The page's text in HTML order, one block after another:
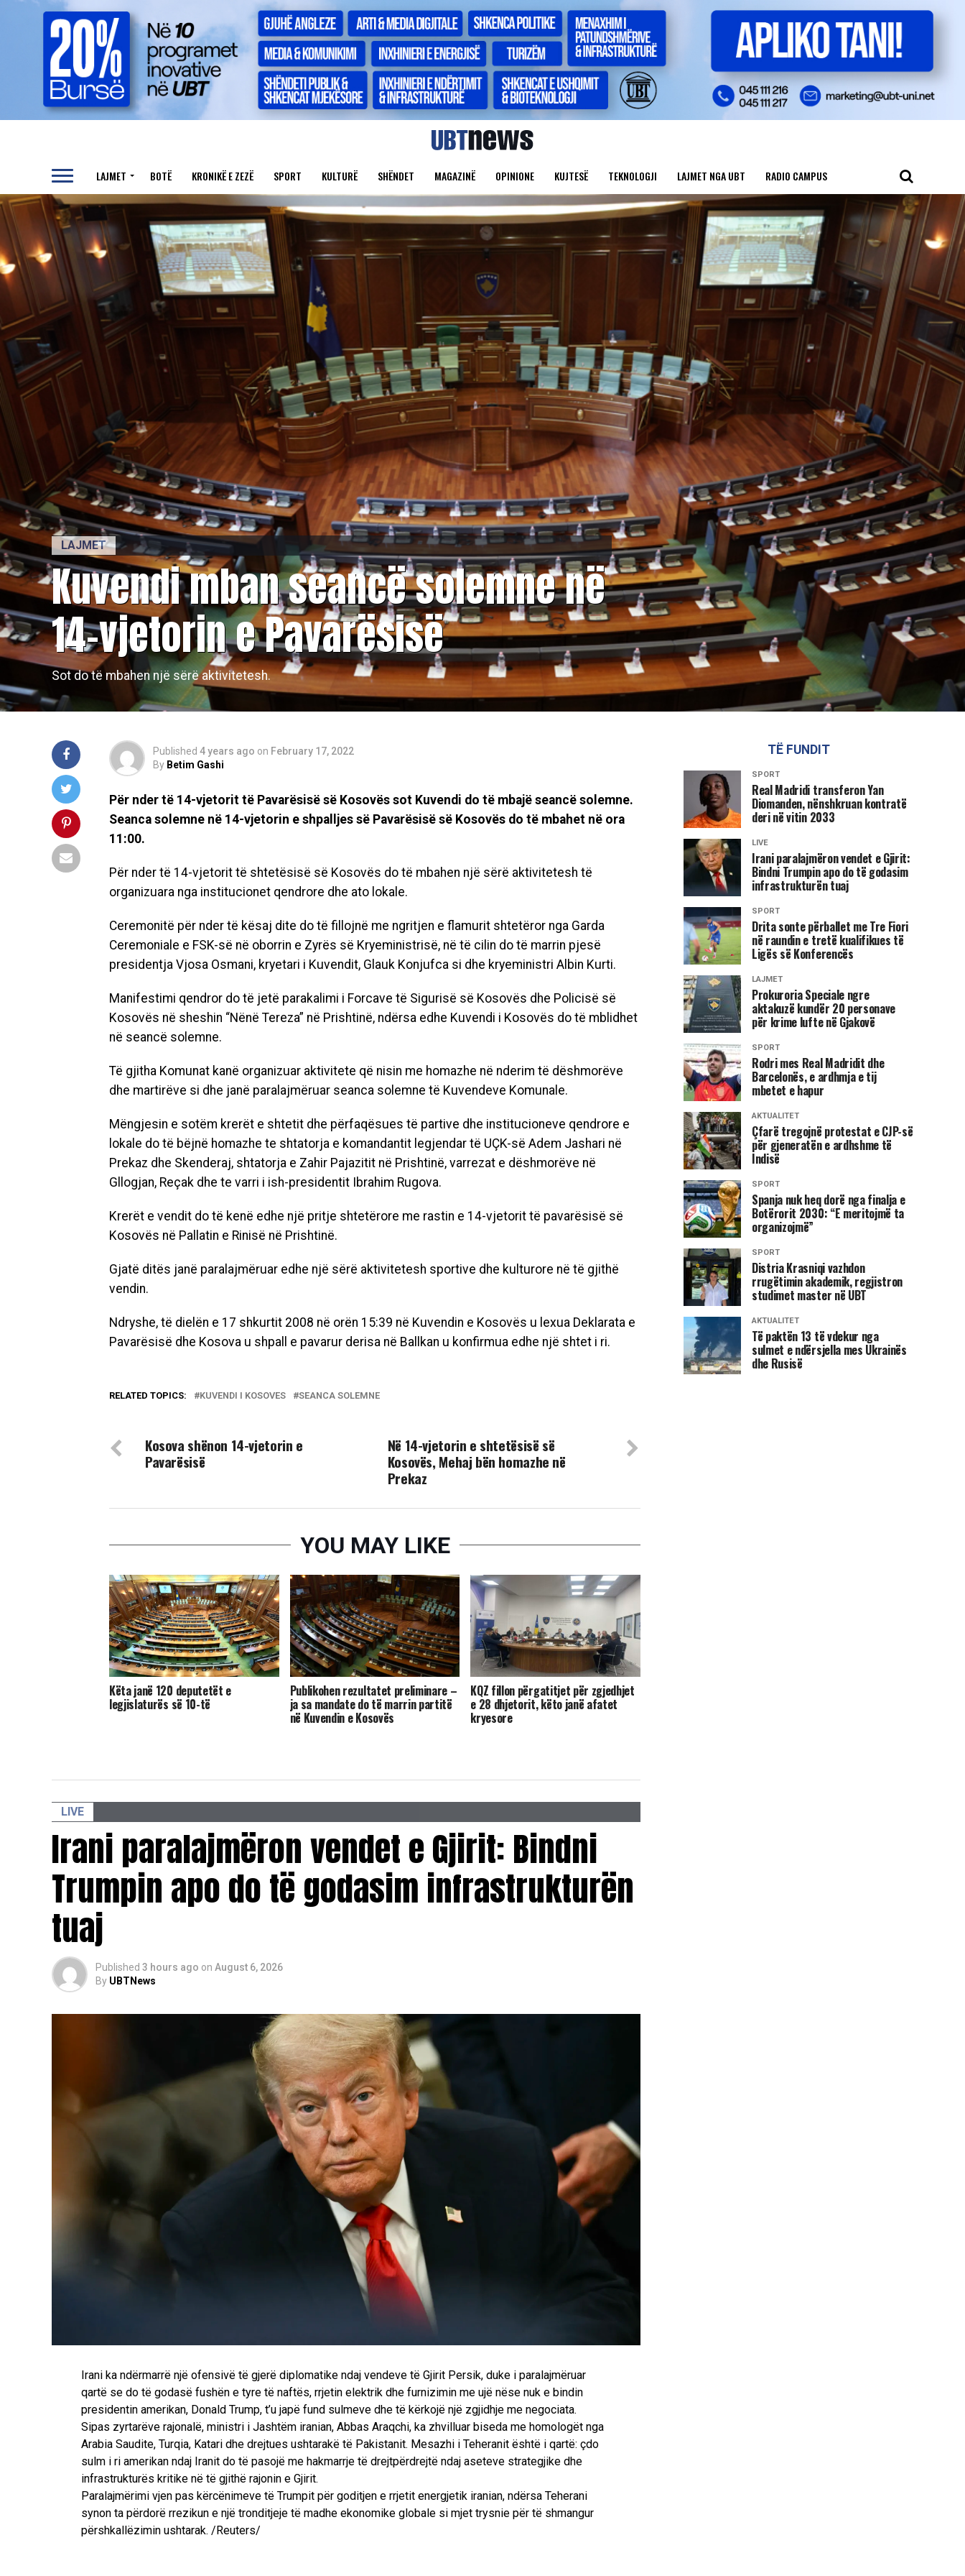
LAJMET BOTË KRONIKË E ZEZË SPORT KULTURË SHËNDET MAGAZINË OPINIONE KUJTESË TEKNOLOGJI LAJMET NGA UBT RADIO CAMPUS
LAJMET
​Kuvendi mban seancë solemne në
14-vjetorin e Pavarësisë
Sot do të mbahen një sërë aktivitetesh.
Published 4 years ago on February 17, 2022
By Betim Gashi
Për nder të 14-vjetorit të Pavarësisë së Kosovës sot Kuvendi do të mbajë seancë solemne.
Seanca solemne në 14-vjetorin e shpalljes së Pavarësisë së Kosovës do të mbahet në ora
11:00.
Për nder të 14-vjetorit të shtetësisë së Kosovës do të mbahen një sërë aktivitetesh të
organizuara nga institucionet qendrore dhe ato lokale.
Ceremonitë për nder të kësaj dite do të fillojnë me ngritjen e flamurit shtetëror nga Garda
Ceremoniale e FSK-së në oborrin e Zyrës së Kryeministrisë, në të cilin do të marrin pjesë
presidentja Vjosa Osmani, kryetari i Kuvendit, Glauk Konjufca si dhe kryeministri Albin Kurti.
Manifestimi qendror do të jetë parakalimi i Forcave të Sigurisë së Kosovës dhe Policisë së
Kosovës në sheshin “Nënë Tereza” në Prishtinë, ndërsa edhe Kuvendi i Kosovës do të mblidhet
në seancë solemne.
Të gjitha Komunat kanë organizuar aktivitete që nisin me homazhe në nderim të dëshmorëve
dhe martirëve si dhe janë paralajmëruar seanca solemne të Kuvendeve Komunale.
Mëngjesin e sotëm krerët e shtetit dhe përfaqësues të partive dhe institucioneve qendrore e
lokale do të bëjnë homazhe te shtatorja e komandantit legjendar të UÇK-së Adem Jashari në
Prekaz dhe Skenderaj, shtatorja e Zahir Pajazitit në Prishtinë, varrezat e dëshmorëve në
Gllogjan, Reçak dhe te varri i ish-presidentit Ibrahim Rugova.
Krerët e vendit do të kenë edhe një pritje shtetërore me rastin e 14-vjetorit të pavarësisë së
Kosovës në Pallatin e Rinisë në Prishtinë.
Gjatë ditës janë paralajmëruar edhe një sërë aktivitetesh sportive dhe kulturore në të gjithë
vendin.
Ndryshe, të dielën e 17 shkurtit 2008 në orën 15:39 në Kuvendin e Kosovës u lexua Deklarata e
Pavarësisë dhe Kosova u shpall e pavarur derisa në Ballkan u konfirmua edhe një shtet i ri.
RELATED TOPICS: KUVENDI I KOSOVES SEANCA SOLEMNE
Në 14-vjetorin e shtetësisë së
Kosovës, Mehaj bën homazhe në
Prekaz
​Kosova shënon 14-vjetorin e
Pavarësisë
YOU MAY LIKE
​Këta janë 120 deputetët e
legjislaturës së 10-të
Publikohen rezultatet preliminare –
ja sa mandate do të marrin partitë
në Kuvendin e Kosovës
KQZ fillon përgatitjet për zgjedhjet
e 28 dhjetorit, këto janë afatet
kryesore
LIVE
Irani paralajmëron vendet e Gjirit: Bindni
Trumpin apo do të godasim infrastrukturën
tuaj
Published 3 hours ago on August 6, 2026
By UBTNews
Irani ka ndërmarrë një ofensivë të gjerë diplomatike ndaj vendeve të Gjirit Persik, duke i paralajmëruar
qartë se do të godasë fushën e tyre të naftës, rrjetin elektrik dhe furnizimin me ujë nëse nuk e bindin
presidentin amerikan, Donald Trump, t’u japë fund sulmeve dhe të kërkojë një zgjidhje me negociata.
Sipas zyrtarëve rajonalë, ministri i Jashtëm iranian, Abbas Araqchi, ka zhvilluar biseda me homologët nga
Arabia Saudite, Turqia, Katari dhe drejtues ushtarakë të Pakistanit. Mesazhi i Teheranit është i qartë: çdo
sulm i ri amerikan ndaj Iranit do të pasojë me hakmarrje të drejtpërdrejtë ndaj aseteve strategjike dhe
infrastrukturës kritike në të gjithë rajonin e Gjirit.
Paralajmërimi vjen pas kërcënimeve të Trumpit për goditjen e rrjetit energjetik iranian, ndërsa Teherani
synon ta përdorë rrezikun e një tronditjeje të madhe ekonomike globale si mjet trysnie për të shmangur
përshkallëzimin ushtarak. /Reuters/
TË FUNDIT
SPORT
Real Madridi transferon Yan
Diomanden, nënshkruan kontratë
deri në vitin 2033
LIVE
Irani paralajmëron vendet e Gjirit:
Bindni Trumpin apo do të godasim
infrastrukturën tuaj
SPORT
Drita sonte përballet me Tre Fiori
në raundin e tretë kualifikues të
Ligës së Konferencës
LAJMET
Prokuroria Speciale ngre
aktakuzë kundër 20 personave
për krime lufte në Gjakovë
SPORT
Rodri mes Real Madridit dhe
Barcelonës, e ardhmja e tij
mbetet e hapur
AKTUALITET
Çfarë tregojnë protestat e CJP-së
për gjeneratën e ardhshme të
Indisë
SPORT
Spanja nuk heq dorë nga finalja e
Botërorit 2030: “E meritojmë ta
organizojmë”
SPORT
Distria Krasniqi vazhdon
rrugëtimin akademik, regjistron
studimet master në UBT
AKTUALITET
Të paktën 13 të vdekur nga
sulmet e ndërsjella mes Ukrainës
dhe Rusisë